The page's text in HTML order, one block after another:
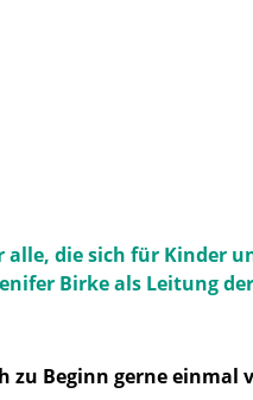
die sich für Kinder
Birke als Leitung
zu Beginn gerne einmal